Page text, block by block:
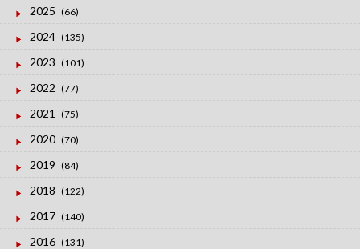
2025 (66)
2024 (135)
2023 (101)
2022 (77)
2021 (75)
2020 (70)
2019 (84)
2018 (122)
2017 (140)
2016 (131)